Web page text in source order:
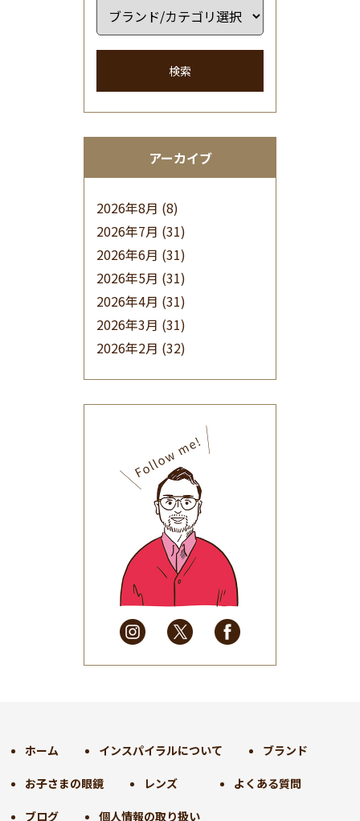
検索
アーカイブ
2026年8月 (8)
2026年7月 (31)
2026年6月 (31)
2026年5月 (31)
2026年4月 (31)
2026年3月 (31)
2026年2月 (32)
(32)
2025年9月(30)
2025年8月(31)
2025年7月(37)
2025年6月(48)
2025年5月
(41)
2025年4月
(32)
2025年3月(31)
2025年2月
(28)
2025年1月
(34)
2024年9月(30)
2024年7月(31)
2024年6月(30)
ホーム インスパイラルについて ブランド
お子さまの眼鏡 レンズ よくある質問
ブログ 個人情報の取り扱い